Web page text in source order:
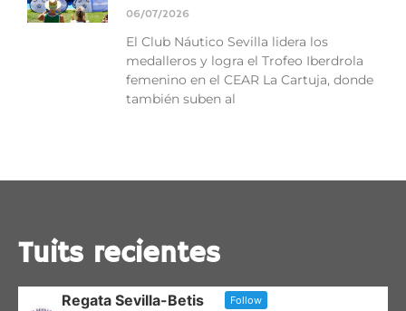
06/07/2026
El Club Náutico Sevilla lidera los
medalleros y logra el Trofeo Iberdrola
femenino en el CEAR La Cartuja, donde
también suben al
Tuits recientes
Regata Sevilla-Betis Follow